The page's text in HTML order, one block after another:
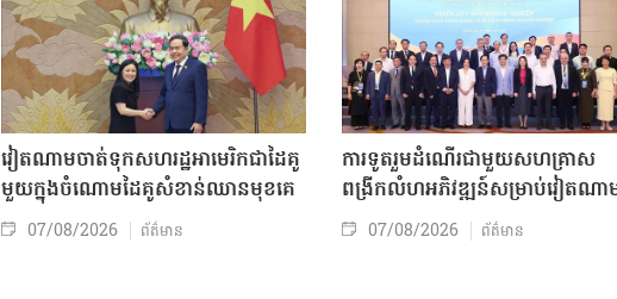
វៀតណាមចាត់ទុកសហរដ្ឋអាមេរិកជាដៃគូ
មួយក្នុងចំណោមដៃគូសំខាន់ឈានមុខគេ
07/08/2026 ព័ត៌មាន
ការទូតរួមដំណើរជាមួយសហគ្រាស
ពង្រីកលំហអភិវឌ្ឍន៍សម្រាប់វៀតណា
07/08/2026 ព័ត៌មាន